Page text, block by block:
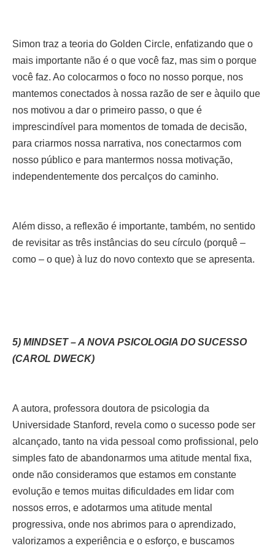
Simon traz a teoria do Golden Circle, enfatizando que o
mais importante não é o que você faz, mas sim o porque
você faz. Ao colocarmos o foco no nosso porque, nos
mantemos conectados à nossa razão de ser e àquilo que
nos motivou a dar o primeiro passo, o que é
imprescindível para momentos de tomada de decisão,
para criarmos nossa narrativa, nos conectarmos com
nosso público e para mantermos nossa motivação,
independentemente dos percalços do caminho.
Além disso, a reflexão é importante, também, no sentido
de revisitar as três instâncias do seu círculo (porquê –
como – o que) à luz do novo contexto que se apresenta.
5) MINDSET – A NOVA PSICOLOGIA DO SUCESSO
(CAROL DWECK)
A autora, professora doutora de psicologia da
Universidade Stanford, revela como o sucesso pode ser
alcançado, tanto na vida pessoal como profissional, pelo
simples fato de abandonarmos uma atitude mental fixa,
onde não consideramos que estamos em constante
evolução e temos muitas dificuldades em lidar com
nossos erros, e adotarmos uma atitude mental
progressiva, onde nos abrimos para o aprendizado,
valorizamos a experiência e o esforço, e buscamos